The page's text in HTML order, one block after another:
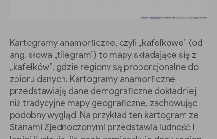
Kartogramy anamorficzne, czyli „kafelkowe” (od
ang. słowa „tilegram”) to mapy składające się z
„kafelków”, gdzie regiony są proporcjonalne do
zbioru danych. Kartogramy anamorficzne
przedstawiają dane demograficzne dokładniej
niż tradycyjne mapy geograficzne, zachowując
podobny wygląd. Na przykład ten kartogram ze
Stanami Zjednoczonymi przedstawia ludność i